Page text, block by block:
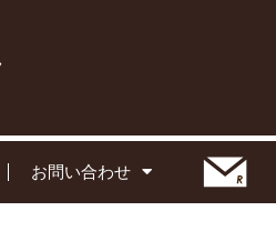
お問い合わせ